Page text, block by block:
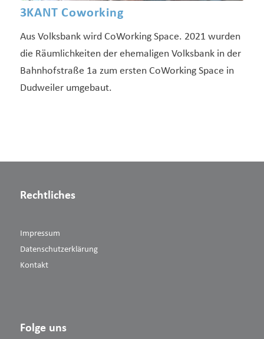
3KANT Coworking
Aus Volksbank wird CoWorking Space. 2021 wurden
die Räumlichkeiten der ehemaligen Volksbank in der
Bahnhofstraße 1a zum ersten CoWorking Space in
Dudweiler umgebaut.
Rechtliches
Impressum
Datenschutzerklärung
Kontakt
Folge uns